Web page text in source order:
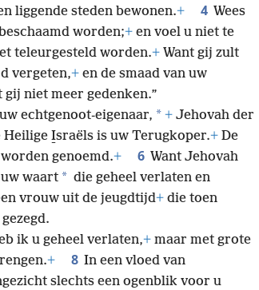
liggende steden bewonen.+ 4 Wees
worden;+ en voel u niet te
teleurgesteld worden.+ Want gij zult
vergeten,+ en de smaad van uw
gij niet meer gedenken.”
echtgenoot-eigenaar, * + Jehovah der
Heilige I̱sraëls is uw Terugkoper.+ De
genoemd.+ 6 Want Jehovah
waart * die geheel verlaten en
vrouw uit de jeugdtijd+ die toen
ik u geheel verlaten,+ maar met grote
+ 8 In een vloed van
slechts een ogenblik voor u